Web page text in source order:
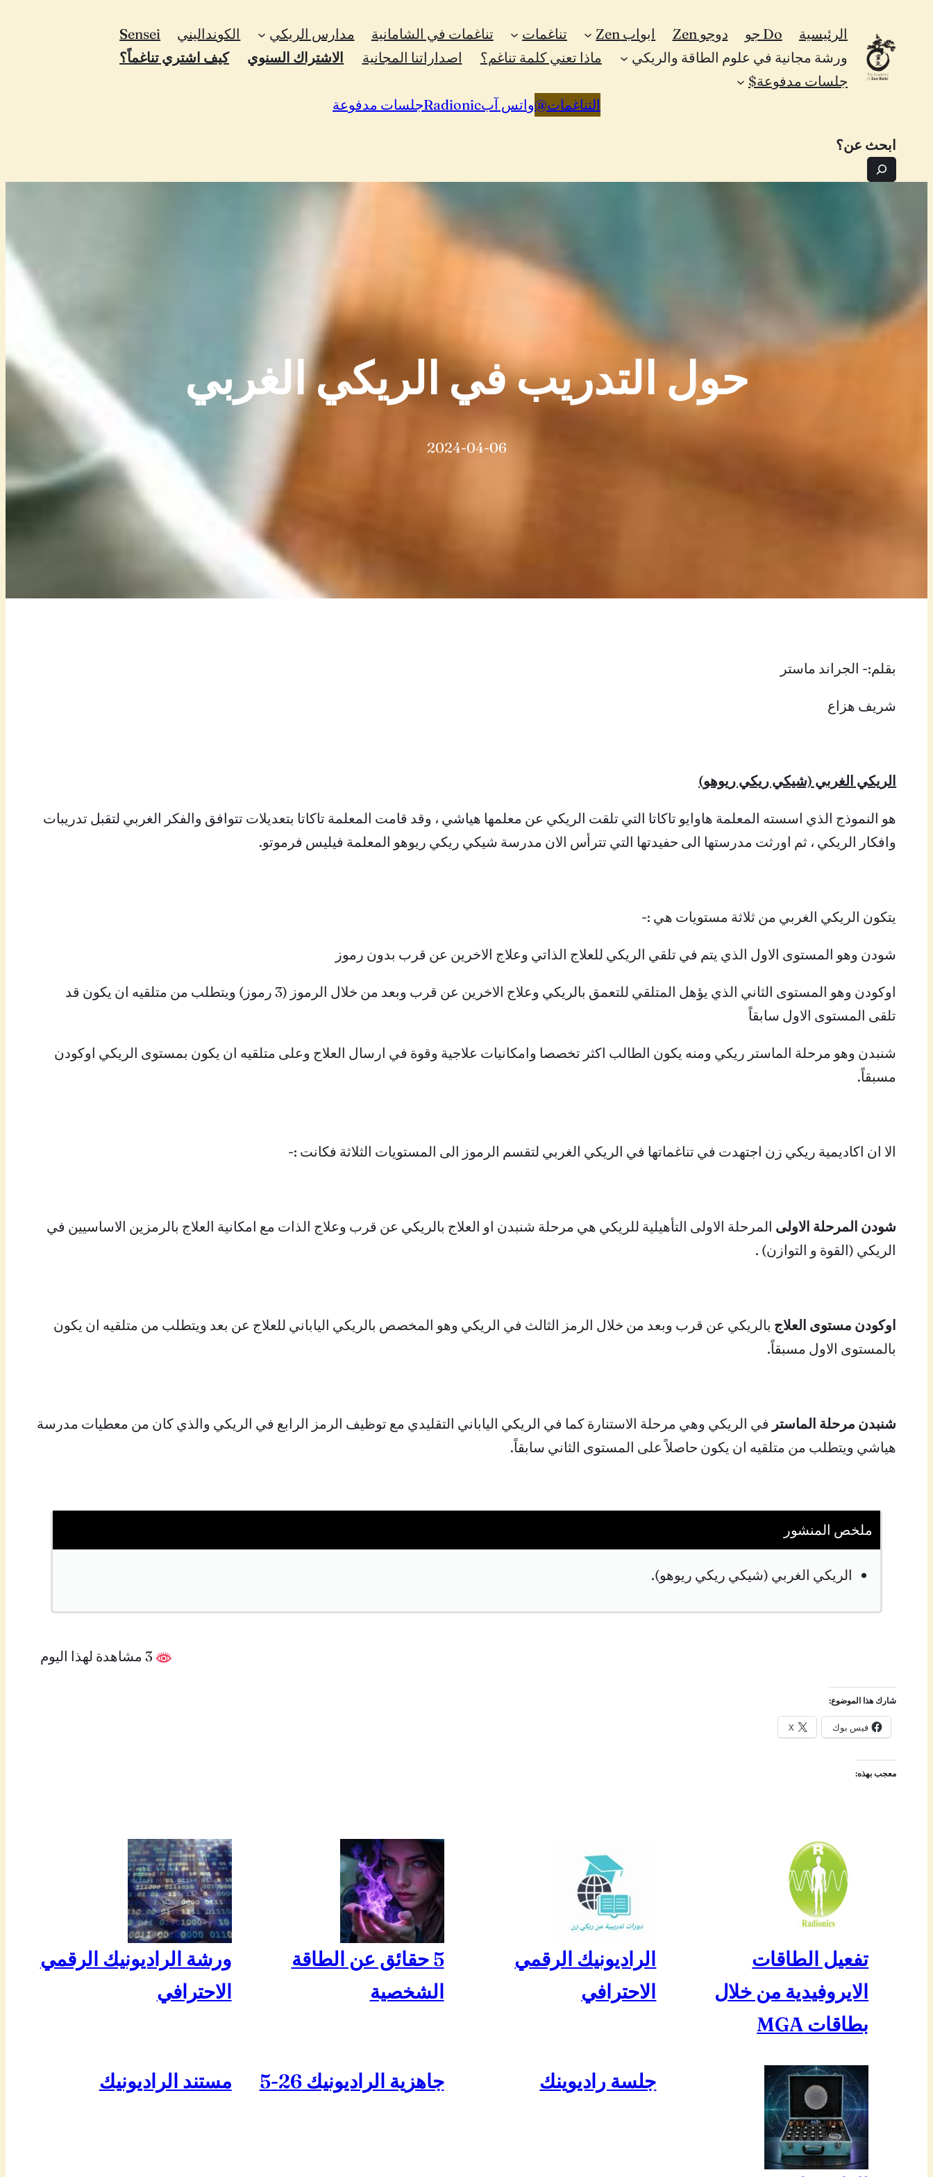
المحتوى
الرئيسية Do جو دوجو Zen ابواب Zen تناغمات تناغمات في الشامانية مدارس الريكي الكونداليني Sensei
ورشة مجانية في علوم الطاقة والريكي
ماذا تعني كلمة تناغم؟ اصداراتنا المجانية الاشتراك السنوي
كيف اشتري تناغماً؟
جلسات مدفوعة$
التناغمات@واتس آبRadionicجلسات مدفوعة
ابحث عن؟
حول التدريب في الريكي الغربي
2024-04-06
بقلم:- الجراند ماستر
شريف هزاع
الريكي الغربي (شيكي ريكي ريوهو)
هو النموذج الذي اسسته المعلمة هاوايو تاكاتا التي تلقت الريكي عن معلمها هياشي ، وقد قامت المعلمة تاكاتا بتعديلات تتوافق والفكر الغربي لتقبل تدريبات
وافكار الريكي ، ثم اورثت مدرستها الى حفيدتها التي تترأس الان مدرسة شيكي ريكي ريوهو المعلمة فيليس فرموتو.
يتكون الريكي الغربي من ثلاثة مستويات هي :-
شودن وهو المستوى الاول الذي يتم في تلقي الريكي للعلاج الذاتي وعلاج الاخرين عن قرب بدون رموز
اوكودن وهو المستوى الثاني الذي يؤهل المتلقي للتعمق بالريكي وعلاج الاخرين عن قرب وبعد من خلال الرموز (3 رموز) ويتطلب من متلقيه ان يكون قد
تلقى المستوى الاول سابقاً
شنبدن وهو مرحلة الماستر ريكي ومنه يكون الطالب اكثر تخصصا وامكانيات علاجية وقوة في ارسال العلاج وعلى متلقيه ان يكون بمستوى الريكي اوكودن
مسبقاً.
الا ان اكاديمية ريكي زن اجتهدت في تناغماتها في الريكي الغربي لتقسم الرموز الى المستويات الثلاثة فكانت :-
شودن المرحلة الاولى المرحلة الاولى التأهيلية للريكي هي مرحلة شنبدن او العلاج بالريكي عن قرب وعلاج الذات مع امكانية العلاج بالرمزين الاساسيين في
الريكي (القوة و التوازن) .
اوكودن مستوى العلاج بالريكي عن قرب وبعد من خلال الرمز الثالث في الريكي وهو المخصص بالريكي الياباني للعلاج عن بعد ويتطلب من متلقيه ان يكون
بالمستوى الاول مسبقاً.
شنبدن مرحلة الماستر في الريكي وهي مرحلة الاستنارة كما في الريكي الياباني التقليدي مع توظيف الرمز الرابع في الريكي والذي كان من معطيات مدرسة
هياشي ويتطلب من متلقيه ان يكون حاصلاً على المستوى الثاني سابقاً.
ملخص المنشور
الريكي الغربي (شيكي ريكي ريوهو).
شارك هذا الموضوع:
فيس بوك X
معجب بهذه:
تفعيل الطاقات
الايروفيدية من خلال
بطاقات MGA
الراديونيك الرقمي
الاحترافي
5 حقائق عن الطاقة
الشخصية
ورشة الراديونيك الرقمي
الاحترافي
جلسة راديوينك جاهزية الراديونيك 26-5 مستند الراديونيك